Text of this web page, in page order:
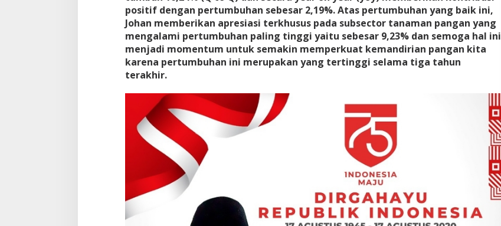
positif dengan pertumbuhan sebesar 2,19%. Atas pertumbuhan yang baik ini,
Johan memberikan apresiasi terkhusus pada subsector tanaman pangan yang
mengalami pertumbuhan paling tinggi yaitu sebesar 9,23% dan semoga hal ini
menjadi momentum untuk semakin memperkuat kemandirian pangan kita
karena pertumbuhan ini merupakan yang tertinggi selama tiga tahun
terakhir.